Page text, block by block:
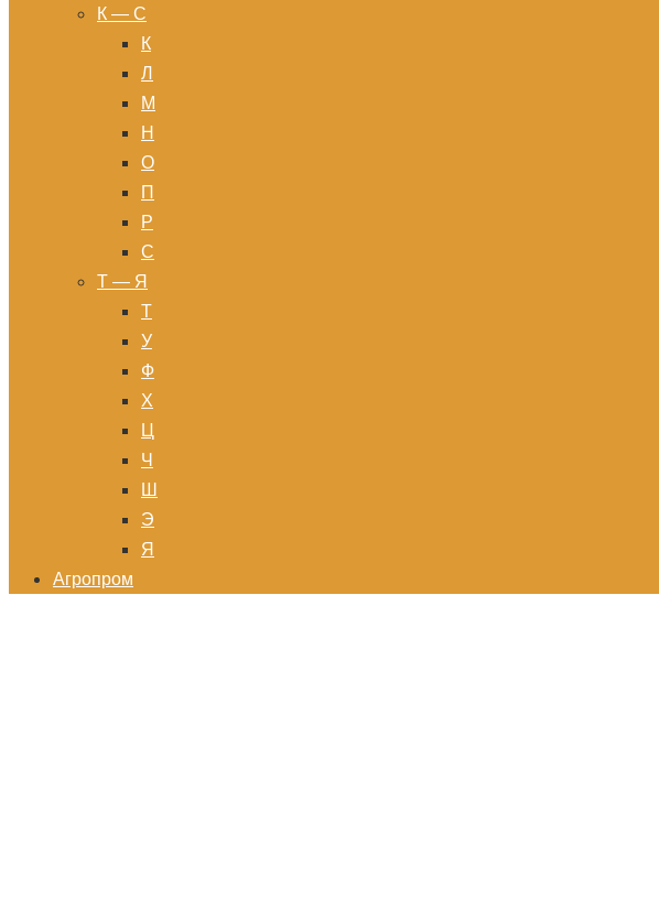
К — С
К
Л
М
Н
О
П
Р
С
Т — Я
Т
У
Ф
Х
Ц
Ч
Ш
Э
Я
Агропром